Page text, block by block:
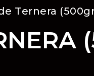
Ternera